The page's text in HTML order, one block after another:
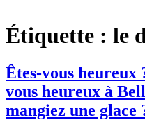
Étiquette : le
Êtes-vous heureux
vous heureux à
mangiez une glace